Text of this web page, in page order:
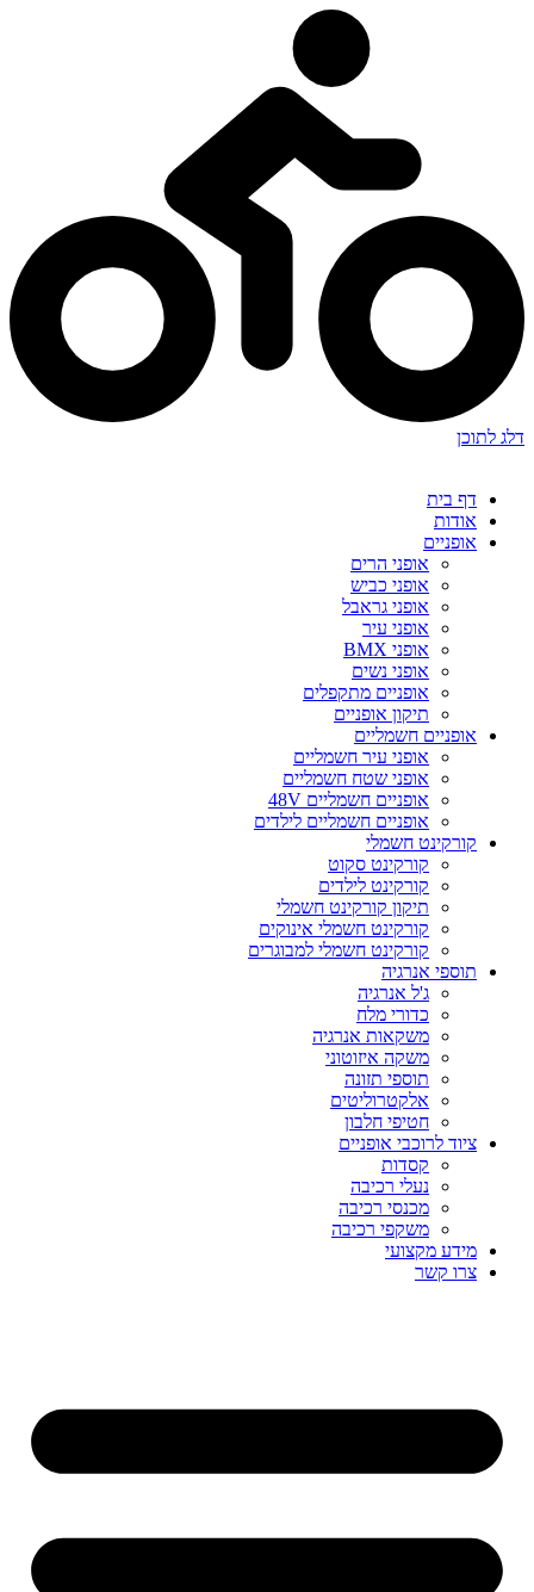
דלג לתוכן
דף בית
אודות
אופניים
אופני הרים
אופני כביש
אופני גראבל
אופני עיר
אופני BMX
אופני נשים
אופניים מתקפלים
תיקון אופניים
אופניים חשמליים
אופני עיר חשמליים
אופני שטח חשמליים
אופניים חשמליים 48V
אופניים חשמליים לילדים
קורקינט חשמלי
קורקינט סקוט
קורקינט לילדים
תיקון קורקינט חשמלי
קורקינט חשמלי אינוקים
קורקינט חשמלי למבוגרים
תוספי אנרגיה
ג'ל אנרגיה
כדורי מלח
משקאות אנרגיה
משקה איזוטוני
תוספי תזונה
אלקטרוליטים
חטיפי חלבון
ציוד לרוכבי אופניים
קסדות
נעלי רכיבה
מכנסי רכיבה
משקפי רכיבה
מידע מקצועי
צרו קשר